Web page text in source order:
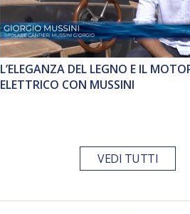
L’ELEGANZA DEL LEGNO E IL
ELETTRICO CON MUSSINI
VEDI TUTTI